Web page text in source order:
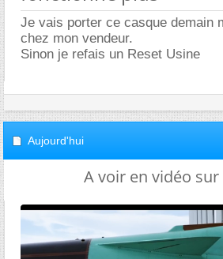
Je vais porter ce casque demain
chez mon vendeur.
Sinon je refais un Reset Usine
Aujourd'hui
A voir en vidéo sur